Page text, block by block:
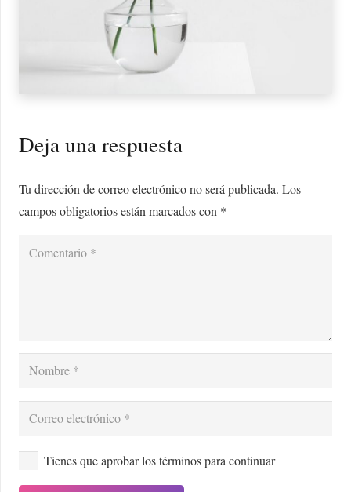
Deja una respuesta
Tu dirección de correo electrónico no será publicada. Los
campos obligatorios están marcados con *
Tienes que aprobar los términos para continuar